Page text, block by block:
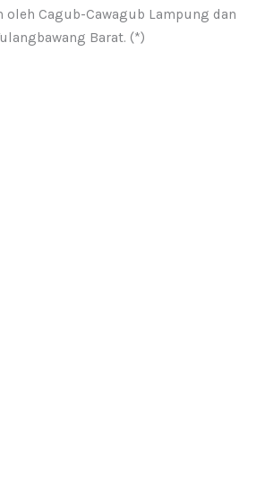
oleh Cagub-Cawagub Lampung dan
Barat. (*)